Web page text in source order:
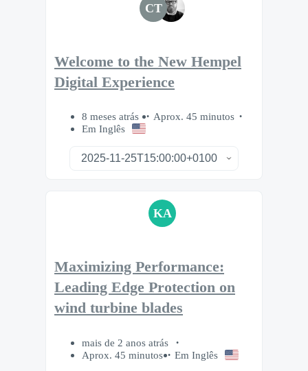
CT
Welcome to the New Hempel
Digital Experience
8 meses atrás
Aprox. 45 minutos
Em Inglês
KA
Maximizing Performance:
Leading Edge Protection on
wind turbine blades
mais de 2 anos atrás
Aprox. 45 minutos
Em Inglês